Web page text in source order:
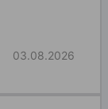
03.08.2026